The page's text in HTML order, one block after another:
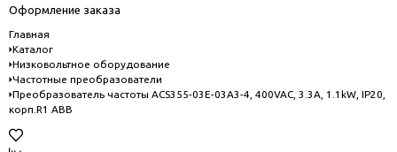
Оформление заказа
Главная
Каталог
Низковольтное оборудование
Частотные преобразователи
Преобразователь частоты ACS355-03E-03A3-4, 400VAC, 3.3A, 1.1kW, IP20,
корп.R1 ABB